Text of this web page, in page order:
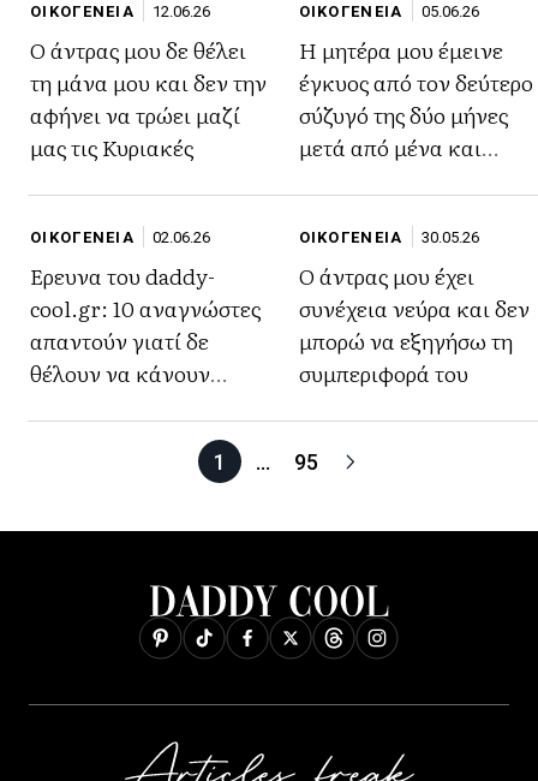
της μητέρας
ΟΙΚΟΓΕΝΕΙΑ 12.06.26
Ο άντρας μου δε θέλει
τη μάνα μου και δεν την
αφήνει να τρώει μαζί
μας τις Κυριακές
ΟΙΚΟΓΕΝΕΙΑ 05.06.26
Η μητέρα μου έμεινε
έγκυος από τον δεύτερο
σύζυγό της δύο μήνες
μετά από μένα και
ΟΙΚΟΓΕΝΕΙΑ 02.06.26
Έρευνα του daddy-
cool.gr: 10 αναγνώστες
απαντούν γιατί δε
θέλουν να κάνουν
ΟΙΚΟΓΕΝΕΙΑ 30.05.26
Ο άντρας μου έχει
συνέχεια νεύρα και δεν
μπορώ να εξηγήσω τη
συμπεριφορά του
1 … 95